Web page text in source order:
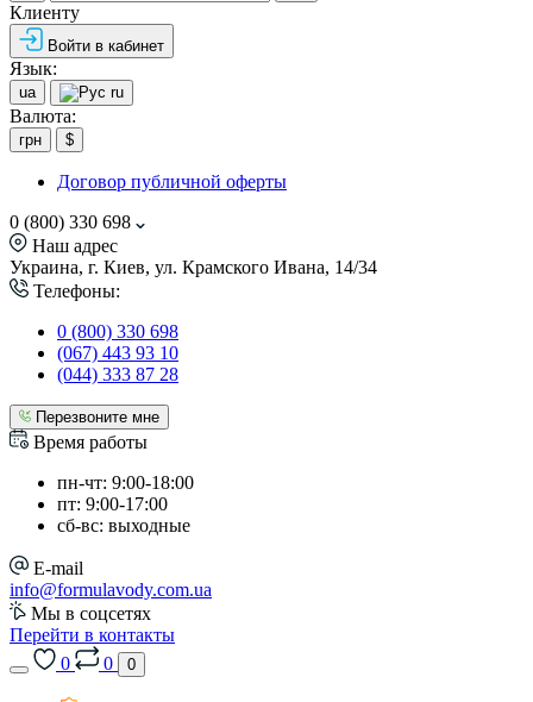
Клиенту
Войти в кабинет
Язык:
ua ru
Валюта:
грн $
Договор публичной оферты
0 (800) 330 698
Наш адрес
Украина, г. Киев, ул. Крамского Ивана, 14/34
Телефоны:
0 (800) 330 698
(067) 443 93 10
(044) 333 87 28
Перезвоните мне
Время работы
пн-чт: 9:00-18:00
пт: 9:00-17:00
сб-вс: выходные
E-mail
info@formulavody.com.ua
Мы в соцсетях
Перейти в контакты
0
0 0